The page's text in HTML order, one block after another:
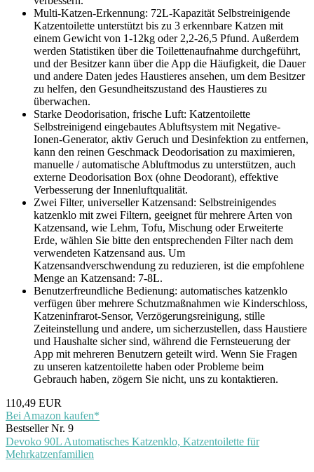
Multi-Katzen-Erkennung: 72L-Kapazität Selbstreinigende
Katzentoilette unterstützt bis zu 3 erkennbare Katzen mit
einem Gewicht von 1-12kg oder 2,2-26,5 Pfund. Außerdem
werden Statistiken über die Toilettenaufnahme durchgeführt,
und der Besitzer kann über die App die Häufigkeit, die Dauer
und andere Daten jedes Haustieres ansehen, um dem Besitzer
zu helfen, den Gesundheitszustand des Haustieres zu
überwachen.
Starke Deodorisation, frische Luft: Katzentoilette
Selbstreinigend eingebautes Abluftsystem mit Negative-
Ionen-Generator, aktiv Geruch und Desinfektion zu entfernen,
kann den reinen Geschmack Deodorisation zu maximieren,
manuelle / automatische Abluftmodus zu unterstützen, auch
externe Deodorisation Box (ohne Deodorant), effektive
Verbesserung der Innenluftqualität.
Zwei Filter, universeller Katzensand: Selbstreinigendes
katzenklo mit zwei Filtern, geeignet für mehrere Arten von
Katzensand, wie Lehm, Tofu, Mischung oder Erweiterte
Erde, wählen Sie bitte den entsprechenden Filter nach dem
verwendeten Katzensand aus. Um
Katzensandverschwendung zu reduzieren, ist die empfohlene
Menge an Katzensand: 7-8L.
Benutzerfreundliche Bedienung: automatisches katzenklo
verfügen über mehrere Schutzmaßnahmen wie Kinderschloss,
Katzeninfrarot-Sensor, Verzögerungsreinigung, stille
Zeiteinstellung und andere, um sicherzustellen, dass Haustiere
und Haushalte sicher sind, während die Fernsteuerung der
App mit mehreren Benutzern geteilt wird. Wenn Sie Fragen
zu unseren katzentoilette haben oder Probleme beim
Gebrauch haben, zögern Sie nicht, uns zu kontaktieren.
110,49 EUR
Bei Amazon kaufen*
Bestseller Nr. 9
Devoko 90L Automatisches Katzenklo, Katzentoilette für
Mehrkatzenfamilien